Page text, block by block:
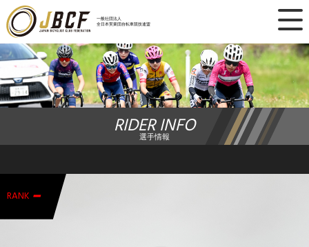
一般社団法人
全日本実業団自転車競技連盟
×
ニュース
レース日程
ランキング
RIDER INFO
選手情報
RANK -